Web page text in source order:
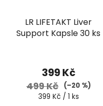
LR LIFETAKT Liver
Support Kapsle 30 ks
399 Kč
499 Kč
(–20 %)
Měrná
399 Kč / 1 ks